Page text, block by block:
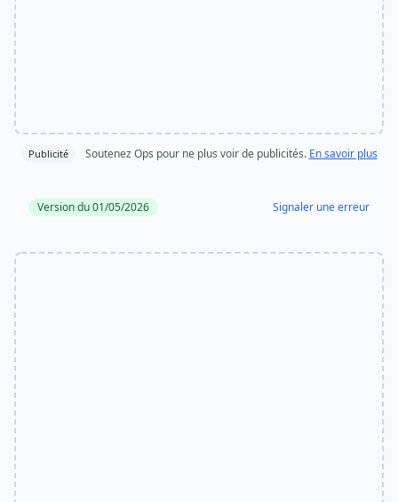
Publicité Soutenez Ops pour ne plus voir de publicités. En savoir plus
Version du 01/05/2026 Signaler une erreur